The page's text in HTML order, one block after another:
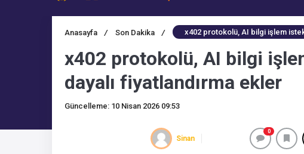
Anasayfa / Son Dakika / x402 protokolü, AI bilgi işlem
x402 protokolü, AI bilgi
dayalı fiyatlandırma ekler
Güncelleme: 10 Nisan 2026 09:53
Sinan
0